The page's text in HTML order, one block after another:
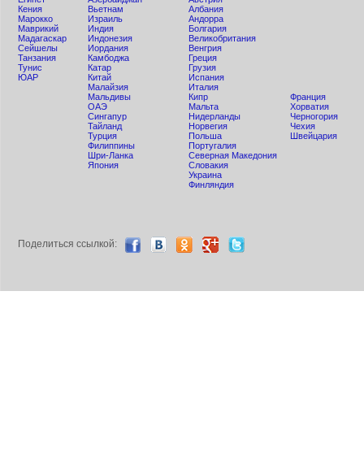
Кения
Мaрокко
Маврикий
Мадагаскар
Сейшелы
Танзания
Тунис
ЮАР
Вьетнам
Израиль
Индия
Индонезия
Иордания
Камбоджа
Катар
Китай
Малайзия
Мальдивы
ОАЭ
Сингапур
Тайланд
Турция
Филиппины
Шри-Ланка
Япония
Албания
Андорра
Болгария
Великобритания
Венгрия
Греция
Грузия
Испания
Италия
Кипр
Мальта
Нидерланды
Норвегия
Польша
Португалия
Северная Македония
Словакия
Украина
Финляндия
Франция
Хорватия
Черногория
Чехия
Швейцария
Поделиться ccылкой: